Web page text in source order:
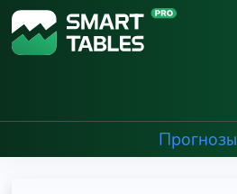
Прогнозы